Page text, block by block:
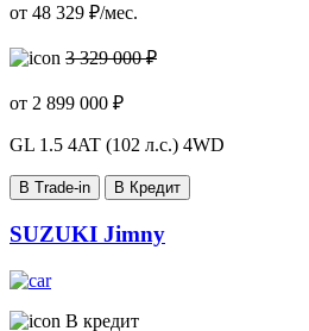
от 48 329 ₽/мес.
3 329 000 ₽
от 2 899 000 ₽
GL 1.5 4AT (102 л.с.) 4WD
В Trade-in В Кредит
SUZUKI Jimny
В кредит